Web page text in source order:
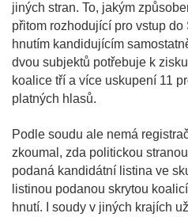
jiných stran. To, jakým
přitom rozhodující pro vstup
hnutím kandidujícím
dvou subjektů potřebuje k
koalice tří a více uskupení 11
platných hlasů.
Podle soudu ale nemá
zkoumal, zda politickou
podaná kandidátní listina ve
listinou podanou skrytou
hnutí. I soudy v jiných krajích